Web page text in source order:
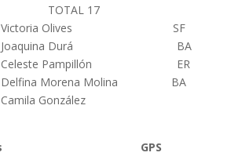
17
Olives SF
Durá BA
Pampillón ER
Morena Molina BA
González
GPS